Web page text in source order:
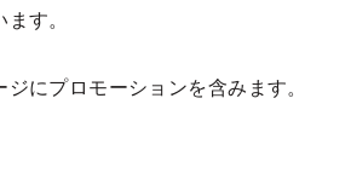
す。
にプロモーションを含みます。